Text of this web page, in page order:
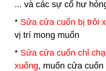
... và các sự cố hư
* Sửa cửa cuốn bị trôi
vị trí mong muốn
* Sửa cửa cuốn chỉ
xuống, muốn cửa